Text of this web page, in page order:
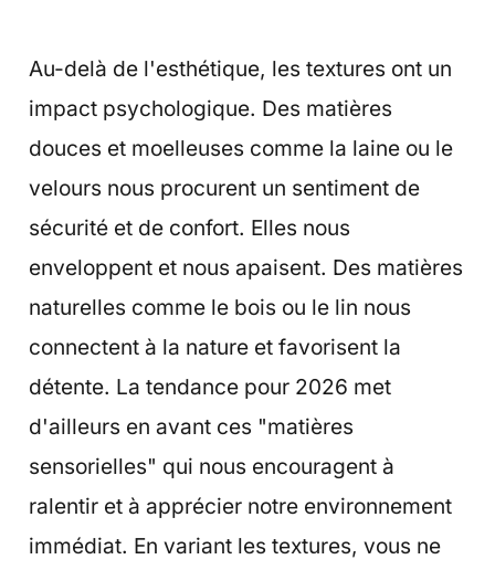
Au-delà de l'esthétique, les textures ont un
impact psychologique. Des matières
douces et moelleuses comme la laine ou le
velours nous procurent un sentiment de
sécurité et de confort. Elles nous
enveloppent et nous apaisent. Des matières
naturelles comme le bois ou le lin nous
connectent à la nature et favorisent la
détente. La tendance pour 2026 met
d'ailleurs en avant ces "matières
sensorielles" qui nous encouragent à
ralentir et à apprécier notre environnement
immédiat. En variant les textures, vous ne